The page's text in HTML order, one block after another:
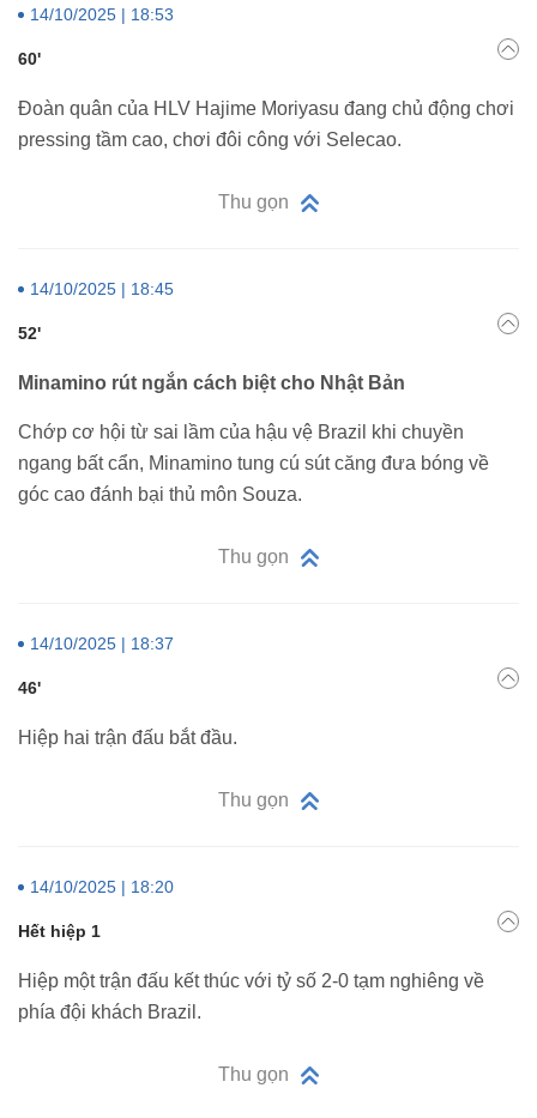
14/10/2025 | 18:53
60'
Đoàn quân của HLV Hajime Moriyasu đang chủ động chơi
pressing tầm cao, chơi đôi công với Selecao.
Thu gọn
14/10/2025 | 18:45
52'
Minamino rút ngắn cách biệt cho Nhật Bản
Chớp cơ hội từ sai lầm của hậu vệ Brazil khi chuyền
ngang bất cẩn, Minamino tung cú sút căng đưa bóng về
góc cao đánh bại thủ môn Souza.
Thu gọn
14/10/2025 | 18:37
46'
Hiệp hai trận đấu bắt đầu.
Thu gọn
14/10/2025 | 18:20
Hết hiệp 1
Hiệp một trận đấu kết thúc với tỷ số 2-0 tạm nghiêng về
phía đội khách Brazil.
Thu gọn